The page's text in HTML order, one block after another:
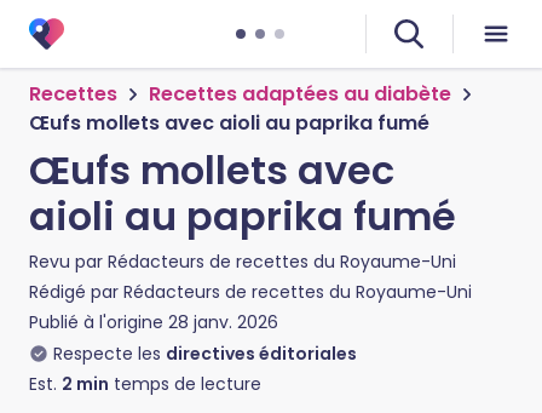
Recettes
Recettes adaptées au diabète
Œufs mollets avec aioli au paprika fumé
Œufs mollets avec
aioli au paprika fumé
Revu par Rédacteurs de recettes du Royaume-Uni
Rédigé par Rédacteurs de recettes du Royaume-Uni
Publié à l'origine 28 janv. 2026
Respecte les directives éditoriales
Est. 2 min temps de lecture